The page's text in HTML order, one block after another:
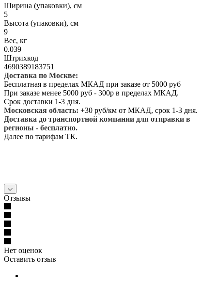
Ширина (упаковки), см
5
Высота (упаковки), см
9
Вес, кг
0.039
Штрихкод
4690389183751
Доставка по Москве:
Бесплатная в пределах МКАД при заказе от 5000 руб
При заказе менее 5000 руб - 300р в пределах МКАД.
Срок доставки 1-3 дня.
Московская область: +30 руб/км от МКАД, срок 1-3 дня.
Доставка до транспортной компании для отправки в
регионы - бесплатно.
Далее по тарифам ТК.
Отзывы
Нет оценок
Оставить отзыв